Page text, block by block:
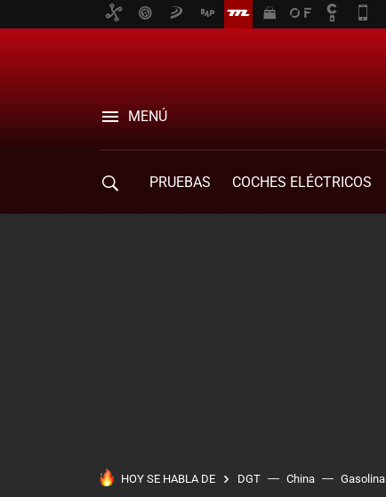
MENÚ
PRUEBAS COCHES ELÉCTRICOS
HOY SE HABLA DE DGT China Gasolina